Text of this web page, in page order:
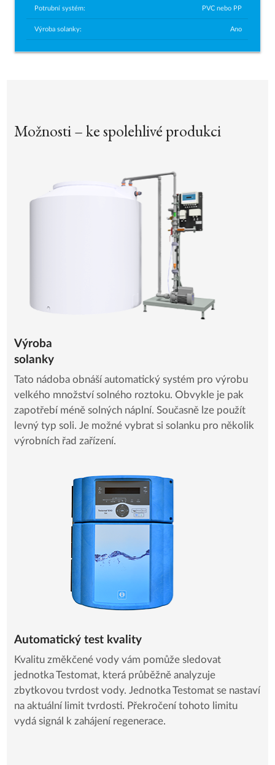
Potrubní systém: PVC nebo PP
Výroba solanky: Ano
Možnosti – ke spolehlivé produkci
Výroba
Tato nádoba obnáší automatický systém pro výrobu
velkého množství solného roztoku. Obvykle je pak
zapotřebí méně solných náplní. Současně lze použít
levný typ soli. Je možné vybrat si solanku pro několik
výrobních řad zařízení.
Automatický test kvality
Kvalitu změkčené vody vám pomůže sledovat
jednotka Testomat, která průběžně analyzuje
zbytkovou tvrdost vody. Jednotka Testomat se nastaví
na aktuální limit tvrdosti. Překročení tohoto limitu
vydá signál k zahájení regenerace.